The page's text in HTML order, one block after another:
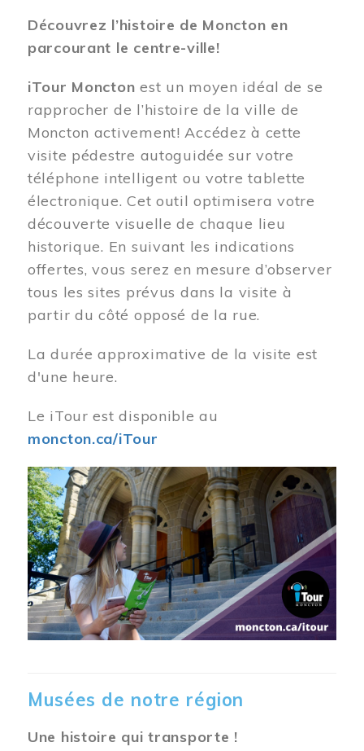
Découvrez l’histoire de Moncton en
parcourant le centre-ville!
iTour Moncton est un moyen idéal de se
rapprocher de l’histoire de la ville de
Moncton activement! Accédez à cette
visite pédestre autoguidée sur votre
téléphone intelligent ou votre tablette
électronique. Cet outil optimisera votre
découverte visuelle de chaque lieu
historique. En suivant les indications
offertes, vous serez en mesure d’observer
tous les sites prévus dans la visite à
partir du côté opposé de la rue.
La durée approximative de la visite est
d'une heure.
Le iTour est disponible au
moncton.ca/iTour
Musées de notre région
Une histoire qui transporte !